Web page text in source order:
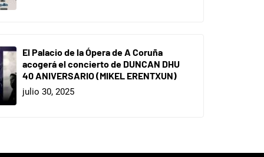
El Palacio de la Ópera de A Coruña
acogerá el concierto de DUNCAN DHU
40 ANIVERSARIO (MIKEL ERENTXUN)
julio 30, 2025